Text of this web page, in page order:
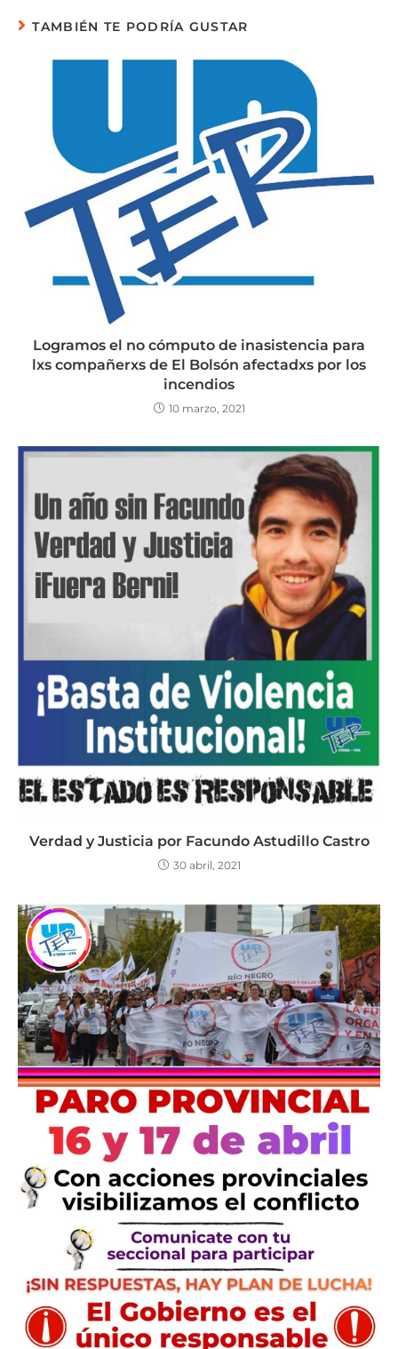
TAMBIÉN TE PODRÍA GUSTAR
Logramos el no cómputo de inasistencia para
lxs compañerxs de El Bolsón afectadxs por los
incendios
10 marzo, 2021
Verdad y Justicia por Facundo Astudillo Castro
30 abril, 2021